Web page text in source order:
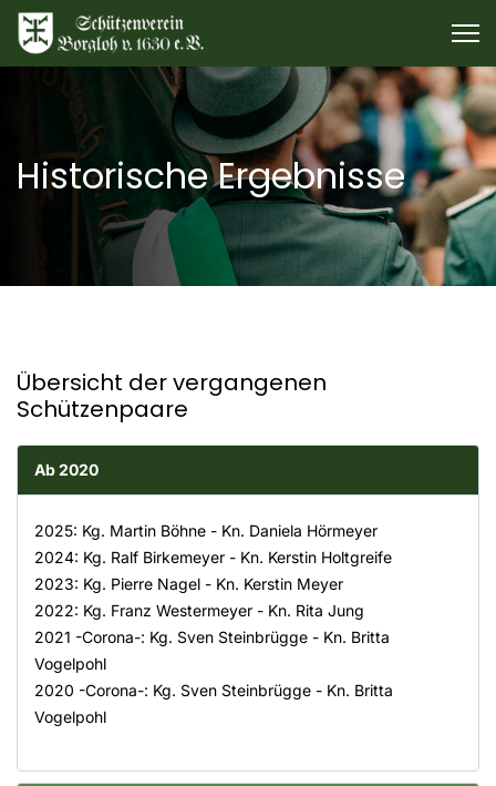
Historische Ergebnisse
Übersicht der vergangenen
Schützenpaare
Ab 2020
2025: Kg. Martin Böhne - Kn. Daniela Hörmeyer
2024: Kg. Ralf Birkemeyer - Kn. Kerstin Holtgreife
2023: Kg. Pierre Nagel - Kn. Kerstin Meyer
2022: Kg. Franz Westermeyer - Kn. Rita Jung
2021 -Corona-: Kg. Sven Steinbrügge - Kn. Britta
Vogelpohl
2020 -Corona-: Kg. Sven Steinbrügge - Kn. Britta
Vogelpohl